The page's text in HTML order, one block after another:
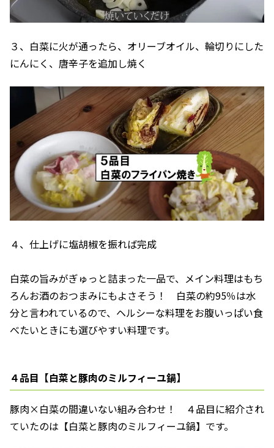
３、白菜に火が通ったら、オリーブオイル、輪切りにした
にんにく、唐辛子を追加し焼く
４、仕上げに塩胡椒を振れば完成
白菜の旨みがぎゅっと詰まった一品で、メイン料理はもち
ろんお酒のおつまみにもよさそう！ 白菜の約95％は水
分と言われているので、ヘルシーな料理をお腹いっぱい食
べたいときにも選びやすい料理です。
４品目【白菜と豚肉のミルフィーユ鍋】
豚肉×白菜の間違いない組み合わせ！ ４品目に紹介され
ていたのは【白菜と豚肉のミルフィーユ鍋】です。